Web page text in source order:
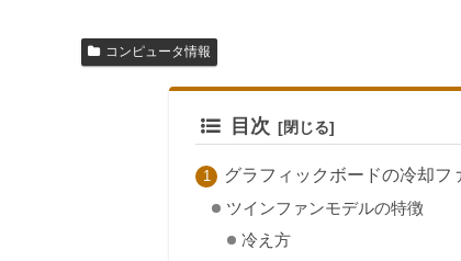
コンピュータ情報
目次
グラフィックボードの冷却フ
ツインファンモデルの特徴
冷え方